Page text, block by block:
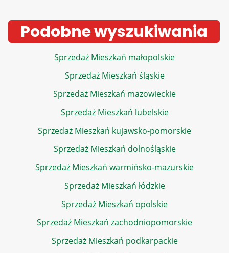
Podobne wyszukiwania
Sprzedaż Mieszkań małopolskie
Sprzedaż Mieszkań śląskie
Sprzedaż Mieszkań mazowieckie
Sprzedaż Mieszkań lubelskie
Sprzedaż Mieszkań kujawsko-pomorskie
Sprzedaż Mieszkań dolnośląskie
Sprzedaż Mieszkań warmińsko-mazurskie
Sprzedaż Mieszkań łódzkie
Sprzedaż Mieszkań opolskie
Sprzedaż Mieszkań zachodniopomorskie
Sprzedaż Mieszkań podkarpackie